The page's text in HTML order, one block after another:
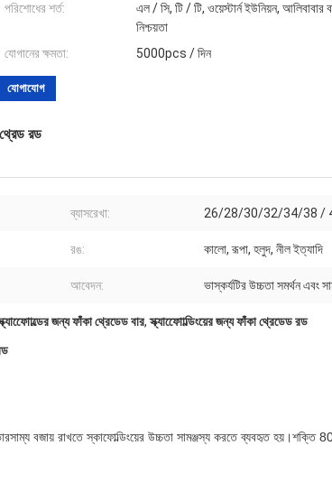
পরিশোধের শর্ত:
এল / সি, টি / টি, ওয়েস্টার্ন ইউনিয়ন, আলিবাবার
নিশ্চয়তা
যোগানের ক্ষমতা:
5000pcs / দিন
যোগাযোগ
রড
ব্যাসরেখা: 26/28/30/32/34/38 /
রঙ: কালো, রূপা, হলুদ, নীল ইত্যাদি
আবেদন: ভাস্কর্যটির উচ্চতা সমর্থন এবং
জন্য ফাঁকা থ্রেডেড বার,স্ক্যাফোোল্ডিংয়ের জন্য ফাঁকা থ্রেডেড রড
বজায় রাখতে স্কাফোল্ডিংয়ের উচ্চতা সামঞ্জস্য করতে ব্যবহৃত